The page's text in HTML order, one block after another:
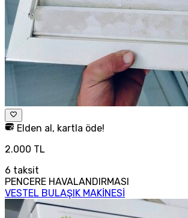
Elden al, kartla öde!
2.000 TL
6 taksit
PENCERE HAVALANDIRMASI
VESTEL BULAŞIK MAKİNESİ